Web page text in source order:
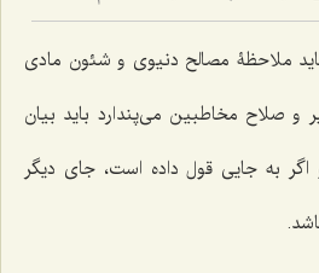
ملاحظۀ مصالح دنیوی و شئون مادی
و صلاح مخاطبین می‌پندارد باید بیان
به جایی قول داده است، جای دیگر